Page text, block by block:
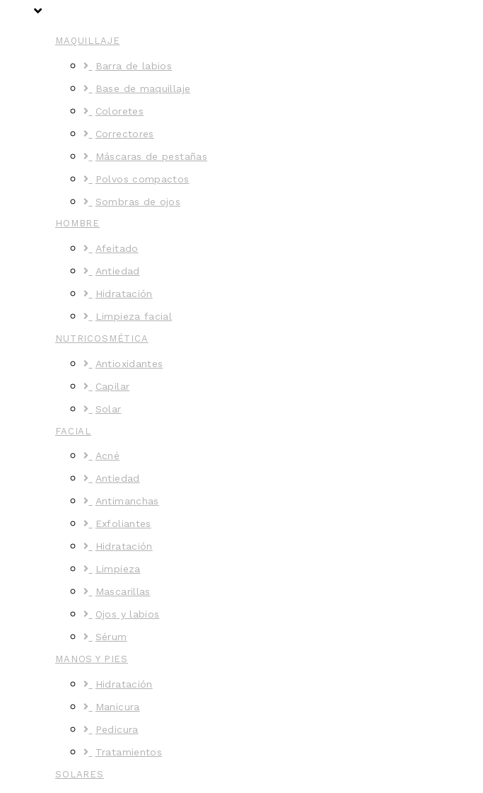
MAQUILLAJE
Barra de labios
Base de maquillaje
Coloretes
Correctores
Máscaras de pestañas
Polvos compactos
Sombras de ojos
HOMBRE
Afeitado
Antiedad
Hidratación
Limpieza facial
NUTRICOSMÉTICA
Antioxidantes
Capilar
Solar
FACIAL
Acné
Antiedad
Antimanchas
Exfoliantes
Hidratación
Limpieza
Mascarillas
Ojos y labios
Sérum
MANOS Y PIES
Hidratación
Manicura
Pedicura
Tratamientos
SOLARES